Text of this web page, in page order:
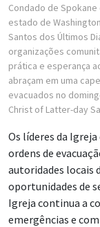
Condado de
estado de
Santos dos Últimos
organizações
prática e esperança
abraçam em uma
evacuados no
Christ of Latter-day
Os líderes da
ordens de
autoridades locais
oportunidades de
Igreja continua a
emergências e